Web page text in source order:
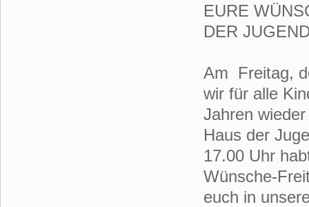
EURE
DER
Am Freitag,
wir für alle
Jahren
Haus der
17.00 Uhr
Wünsche-
euch in